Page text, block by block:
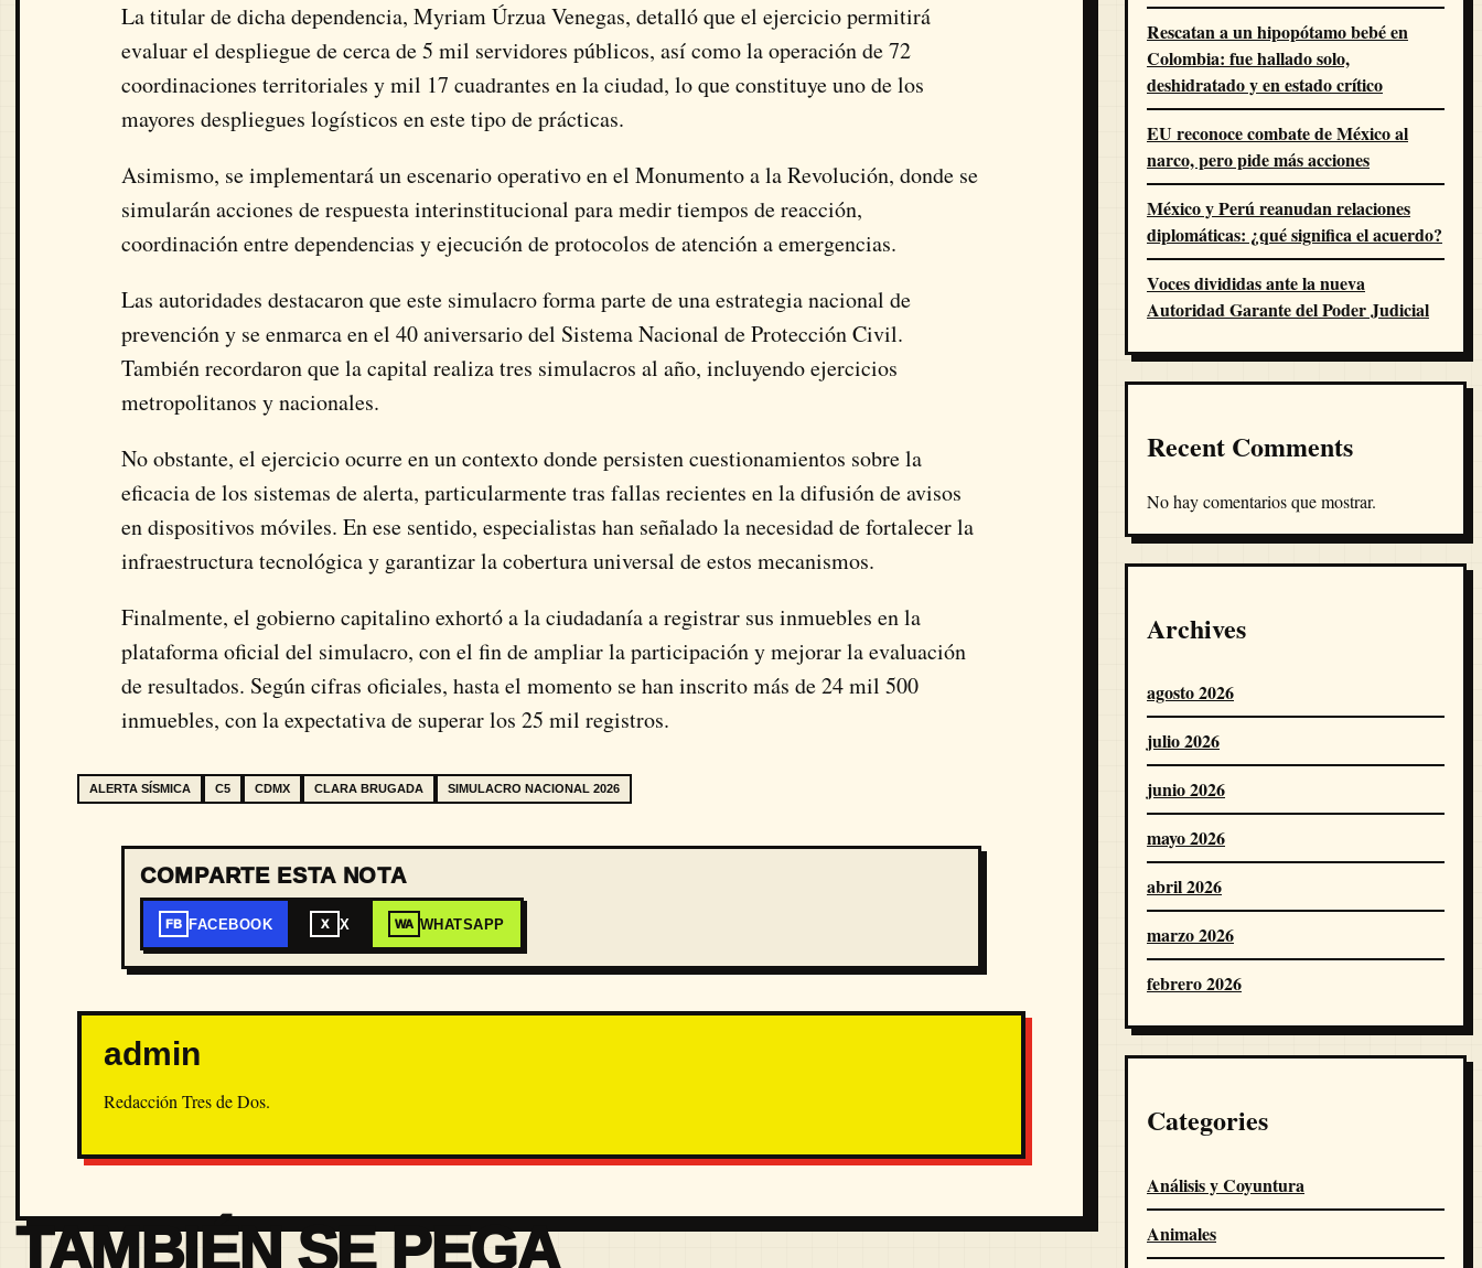
La titular de dicha dependencia, Myriam Úrzua Venegas, detalló que el ejercicio permitirá
evaluar el despliegue de cerca de 5 mil servidores públicos, así como la operación de 72
coordinaciones territoriales y mil 17 cuadrantes en la ciudad, lo que constituye uno de los
mayores despliegues logísticos en este tipo de prácticas.
Asimismo, se implementará un escenario operativo en el Monumento a la Revolución, donde se
simularán acciones de respuesta interinstitucional para medir tiempos de reacción,
coordinación entre dependencias y ejecución de protocolos de atención a emergencias.
Las autoridades destacaron que este simulacro forma parte de una estrategia nacional de
prevención y se enmarca en el 40 aniversario del Sistema Nacional de Protección Civil.
También recordaron que la capital realiza tres simulacros al año, incluyendo ejercicios
metropolitanos y nacionales.
No obstante, el ejercicio ocurre en un contexto donde persisten cuestionamientos sobre la
eficacia de los sistemas de alerta, particularmente tras fallas recientes en la difusión de avisos
en dispositivos móviles. En ese sentido, especialistas han señalado la necesidad de fortalecer la
infraestructura tecnológica y garantizar la cobertura universal de estos mecanismos.
Finalmente, el gobierno capitalino exhortó a la ciudadanía a registrar sus inmuebles en la
plataforma oficial del simulacro, con el fin de ampliar la participación y mejorar la evaluación
de resultados. Según cifras oficiales, hasta el momento se han inscrito más de 24 mil 500
inmuebles, con la expectativa de superar los 25 mil registros.
ALERTA SÍSMICA C5 CDMX CLARA BRUGADA SIMULACRO NACIONAL 2026
COMPARTE ESTA NOTA
FB FACEBOOK X X WA WHATSAPP
admin
Redacción Tres de Dos.
TAMBIÉN SE PEGA
Rescatan a un hipopótamo bebé en
Colombia: fue hallado solo,
deshidratado y en estado crítico
EU reconoce combate de México al
narco, pero pide más acciones
México y Perú reanudan relaciones
diplomáticas: ¿qué significa el acuerdo?
Voces divididas ante la nueva
Autoridad Garante del Poder Judicial
Recent Comments
No hay comentarios que mostrar.
Archives
agosto 2026
julio 2026
junio 2026
mayo 2026
abril 2026
marzo 2026
febrero 2026
Categories
Análisis y Coyuntura
Animales